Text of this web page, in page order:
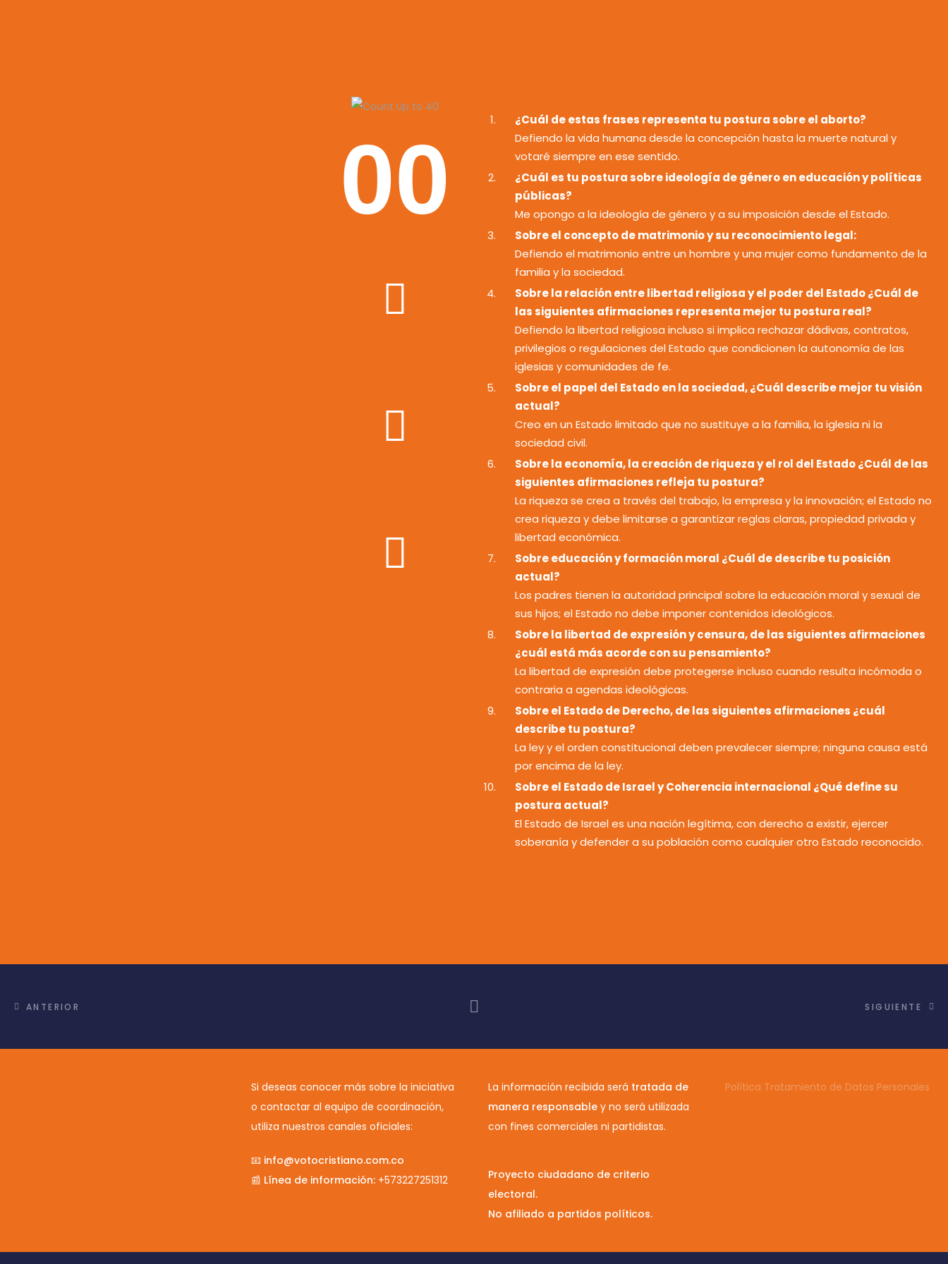
00
¿Cuál de estas frases representa tu postura sobre el aborto?
Defiendo la vida humana desde la concepción hasta la muerte natural y
votaré siempre en ese sentido.
¿Cuál es tu postura sobre ideología de género en educación y políticas
públicas?
Me opongo a la ideología de género y a su imposición desde el Estado.
Sobre el concepto de matrimonio y su reconocimiento legal:
Defiendo el matrimonio entre un hombre y una mujer como fundamento de la
familia y la sociedad.
Sobre la relación entre libertad religiosa y el poder del Estado ¿Cuál de
las siguientes afirmaciones representa mejor tu postura real?
Defiendo la libertad religiosa incluso si implica rechazar dádivas, contratos,
privilegios o regulaciones del Estado que condicionen la autonomía de las
iglesias y comunidades de fe.
Sobre el papel del Estado en la sociedad, ¿Cuál describe mejor tu visión
actual?
Creo en un Estado limitado que no sustituye a la familia, la iglesia ni la
sociedad civil.
Sobre la economía, la creación de riqueza y el rol del Estado ¿Cuál de las
siguientes afirmaciones refleja tu postura?
La riqueza se crea a través del trabajo, la empresa y la innovación; el Estado no
crea riqueza y debe limitarse a garantizar reglas claras, propiedad privada y
libertad económica.
Sobre educación y formación moral ¿Cuál de describe tu posición
actual?
Los padres tienen la autoridad principal sobre la educación moral y sexual de
sus hijos; el Estado no debe imponer contenidos ideológicos.
Sobre la libertad de expresión y censura, de las siguientes afirmaciones
¿cuál está más acorde con su pensamiento?
La libertad de expresión debe protegerse incluso cuando resulta incómoda o
contraria a agendas ideológicas.
Sobre el Estado de Derecho, de las siguientes afirmaciones ¿cuál
describe tu postura?
La ley y el orden constitucional deben prevalecer siempre; ninguna causa está
por encima de la ley.
Sobre el Estado de Israel y Coherencia internacional ¿Qué define su
postura actual?
El Estado de Israel es una nación legítima, con derecho a existir, ejercer
soberanía y defender a su población como cualquier otro Estado reconocido.
ANTERIOR SIGUIENTE
Si deseas conocer más sobre la iniciativa
o contactar al equipo de coordinación,
utiliza nuestros canales oficiales:
📧 info@votocristiano.com.co
📰 Línea de información: +573227251312
La información recibida será tratada de
manera responsable y no será utilizada
con fines comerciales ni partidistas.
Proyecto ciudadano de criterio
electoral.
No afiliado a partidos políticos.
Política Tratamiento de Datos Personales